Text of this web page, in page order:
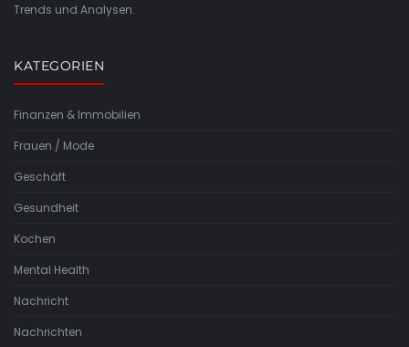
Trends und Analysen.
KATEGORIEN
Finanzen & Immobilien
Frauen / Mode
Geschäft
Gesundheit
Kochen
Mental Health
Nachricht
Nachrichten